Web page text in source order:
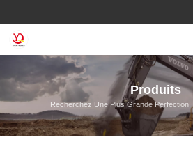
Produits
Recherchez Une Plus Grande Perfection,